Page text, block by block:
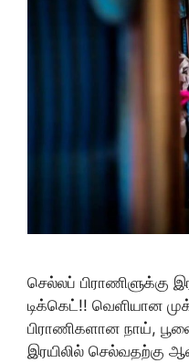
செல்லப் பிராணிளுக்கு
டிக்கெட்!! வெளியான
பிராணிகளான நாய்,
இரயிலில் செல்வதற்கு